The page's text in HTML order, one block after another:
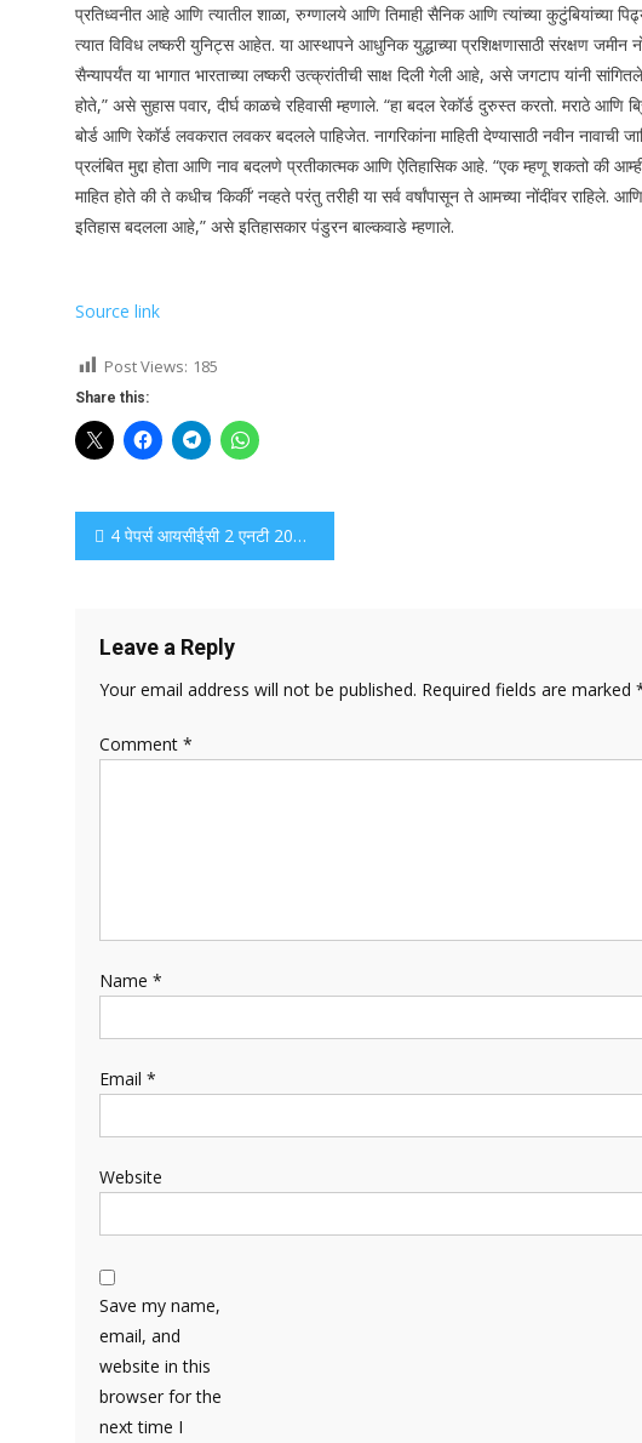
प्रतिध्वनीत आहे आणि त्यातील शाळा, रुग्णालये आणि तिमाही सैनिक आणि त्यांच्या कुटुंबियांच्या
त्यात विविध लष्करी युनिट्स आहेत. या आस्थापने आधुनिक युद्धाच्या प्रशिक्षणासाठी संरक्षण जमीन
सैन्यापर्यंत या भागात भारताच्या लष्करी उत्क्रांतीची साक्ष दिली गेली आहे, असे जगटाप यांनी
होते,” असे सुहास पवार, दीर्घ काळचे रहिवासी म्हणाले. “हा बदल रेकॉर्ड दुरुस्त करतो. मराठे आणि
बोर्ड आणि रेकॉर्ड लवकरात लवकर बदलले पाहिजेत. नागरिकांना माहिती देण्यासाठी नवीन नावाची
प्रलंबित मुद्दा होता आणि नाव बदलणे प्रतीकात्मक आणि ऐतिहासिक आहे. “एक म्हणू शकतो की
माहित होते की ते कधीच ‘किर्की’ नव्हते परंतु तरीही या सर्व वर्षांपासून ते आमच्या नोंदींवर राहिले.
इतिहास बदलला आहे,” असे इतिहासकार पंडुरन बाल्कवाडे म्हणाले.
Source link
Post Views: 185
Share this:
Post
4 पेपर्स आयसीईसी 2 एनटी 2025 वर प्रतिष्ठित सर्वोत्कृष्ट पेपर पुरस्कार जिंकतात
Leave a Reply
Your email address will not be published. Required fields are marked
Comment *
Name *
Email *
Website
Save my name,
email, and
website in this
browser for the
next time I